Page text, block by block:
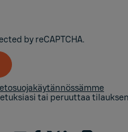
by reCAPTCHA.
tai peruuttaa